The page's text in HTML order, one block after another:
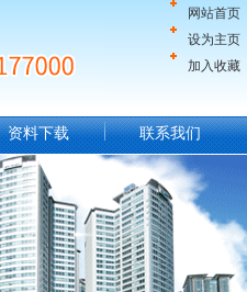
网站首页
设为主页
加入收藏
资料下载 联系我们